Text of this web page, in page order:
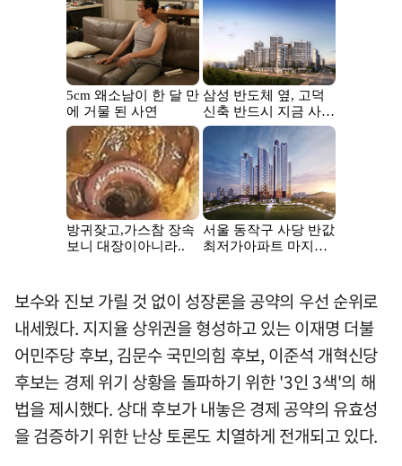
보수와 진보 가릴 것 없이 성장론을 공약의 우선 순위로
내세웠다. 지지율 상위권을 형성하고 있는 이재명 더불
어민주당 후보, 김문수 국민의힘 후보, 이준석 개혁신당
후보는 경제 위기 상황을 돌파하기 위한 '3인 3색'의 해
법을 제시했다. 상대 후보가 내놓은 경제 공약의 유효성
을 검증하기 위한 난상 토론도 치열하게 전개되고 있다.